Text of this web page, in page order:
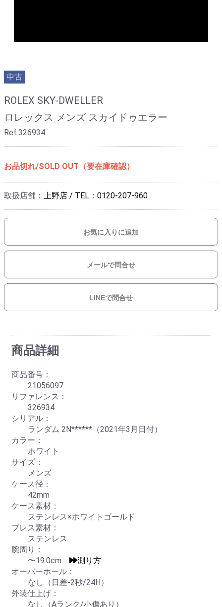
中古
ROLEX SKY-DWELLER
ロレックス メンズ スカイドゥエラー
Ref:326934
お品切れ/SOLD OUT（要在庫確認）
取扱店舗： 上野店 / TEL：0120-207-960
お気に入りに追加
メールで問合せ
LINEで問合せ
商品詳細
商品番号：
21056097
リファレンス：
326934
シリアル：
ランダム 2N******（2021年3月日付）
カラー：
ホワイト
サイズ：
メンズ
ケース径：
42mm
ケース素材：
ステンレス×ホワイトゴールド
ブレス素材：
ステンレス
腕周り：
〜19.0cm
測り方
オーバーホール：
なし（日差-2秒/24H）
外装仕上げ：
なし（Aランク/小傷あり）